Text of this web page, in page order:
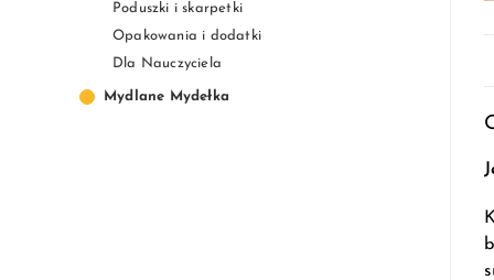
Poduszki i skarpetki
Opakowania i dodatki
Dla Nauczyciela
Mydlane Mydełka